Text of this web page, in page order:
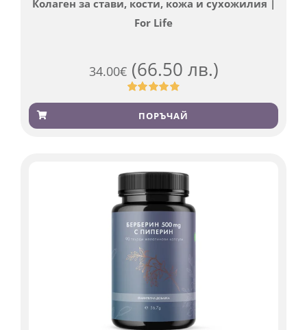
Колаген за стави, кости, кожа и сухожилия |
For Life
34.00€ (66.50 лв.)
Оценен
4.83 от 5,
базирано
923
ПОРЪЧАЙ